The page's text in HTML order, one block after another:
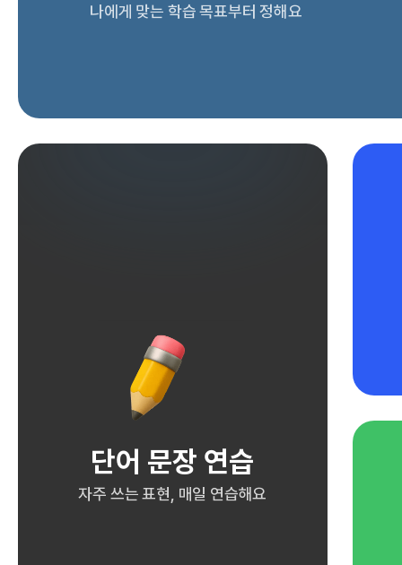
나에게 맞는 학습 목표부터 정해요
단어 문장 연습
자주 쓰는 표현, 매일 연습해요